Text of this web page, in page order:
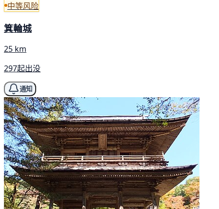
中等风险
箕輪城
25 km
297起出没
通知